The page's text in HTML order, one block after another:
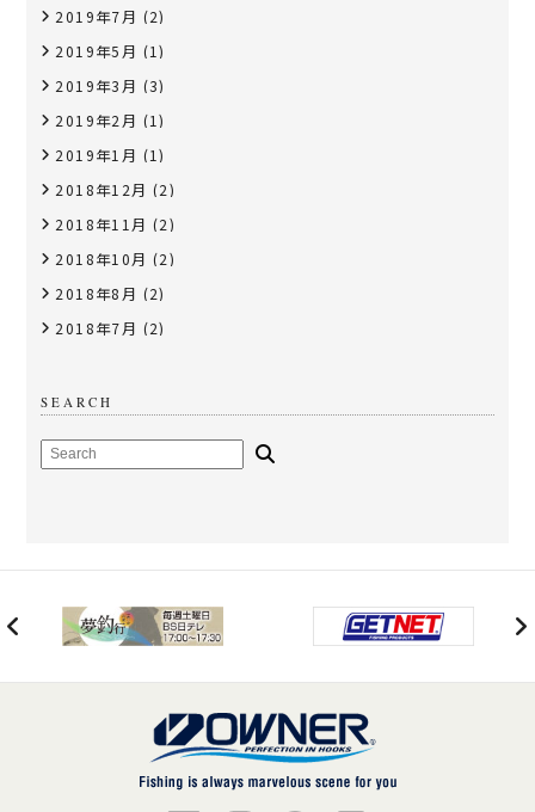
2019年7月 (2)
2019年5月 (1)
2019年3月 (3)
2019年2月 (1)
2019年1月 (1)
2018年12月 (2)
2018年11月 (2)
2018年10月 (2)
2018年8月 (2)
2018年7月 (2)
SEARCH